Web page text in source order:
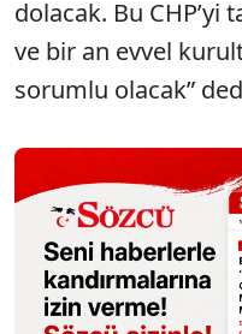
dolacak. Bu
ve bir an evvel
sorumlu olacak”